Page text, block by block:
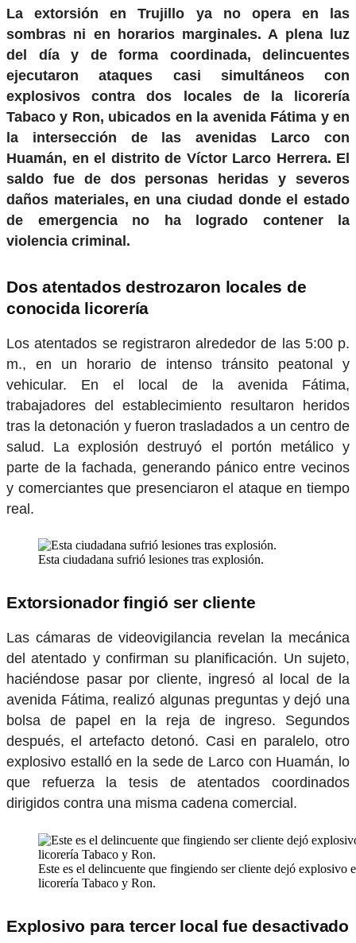
La extorsión en Trujillo ya no opera en las
sombras ni en horarios marginales. A plena luz
del día y de forma coordinada, delincuentes
ejecutaron ataques casi simultáneos con
explosivos contra dos locales de la licorería
Tabaco y Ron, ubicados en la avenida Fátima y en
la intersección de las avenidas Larco con
Huamán, en el distrito de Víctor Larco Herrera. El
saldo fue de dos personas heridas y severos
daños materiales, en una ciudad donde el estado
de emergencia no ha logrado contener la
violencia criminal.
Dos atentados destrozaron locales de
conocida licorería
Los atentados se registraron alrededor de las 5:00 p.
m., en un horario de intenso tránsito peatonal y
vehicular. En el local de la avenida Fátima,
trabajadores del establecimiento resultaron heridos
tras la detonación y fueron trasladados a un centro de
salud. La explosión destruyó el portón metálico y
parte de la fachada, generando pánico entre vecinos
y comerciantes que presenciaron el ataque en tiempo
real.
Esta ciudadana sufrió lesiones tras explosión.
Extorsionador fingió ser cliente
Las cámaras de videovigilancia revelan la mecánica
del atentado y confirman su planificación. Un sujeto,
haciéndose pasar por cliente, ingresó al local de la
avenida Fátima, realizó algunas preguntas y dejó una
bolsa de papel en la reja de ingreso. Segundos
después, el artefacto detonó. Casi en paralelo, otro
explosivo estalló en la sede de Larco con Huamán, lo
que refuerza la tesis de atentados coordinados
dirigidos contra una misma cadena comercial.
Este es el delincuente que fingiendo ser cliente dejó explosivo
licorería Tabaco y Ron.
Explosivo para tercer local fue desactivado